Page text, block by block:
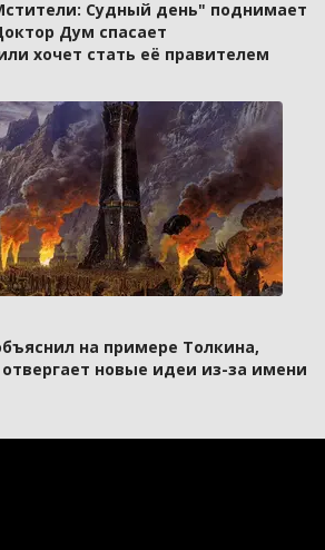
Судный день" поднимает
Дум спасает
хочет стать её правителем
на примере Толкина,
новые идеи из-за имени